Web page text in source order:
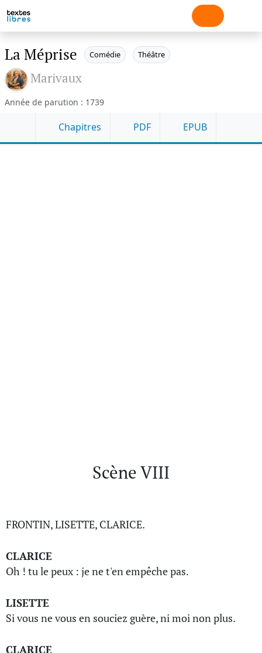
La Méprise Comédie Théâtre
Marivaux
Année de parution : 1739
Chapitres PDF EPUB
Scène VIII
FRONTIN, LISETTE, CLARICE.
CLARICE
Oh ! tu le peux : je ne t'en empêche pas.
LISETTE
Si vous ne vous en souciez guère, ni moi non plus.
CLARICE